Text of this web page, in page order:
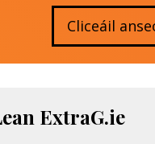
Cliceáil
ExtraG.ie